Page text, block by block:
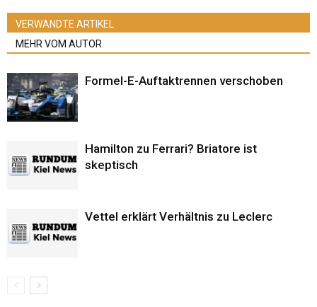
VERWANDTE ARTIKEL
MEHR VOM AUTOR
Formel-E-Auftaktrennen verschoben
Hamilton zu Ferrari? Briatore ist
skeptisch
Vettel erklärt Verhältnis zu Leclerc